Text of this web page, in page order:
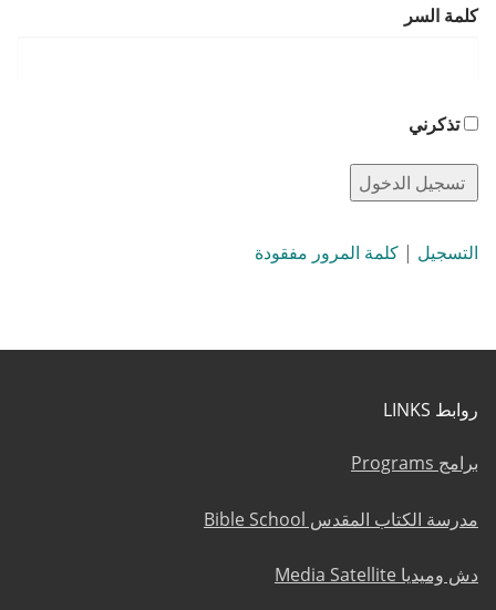
كلمة السر
تذكرني
التسجيل | كلمة المرور مفقودة
روابط LINKS
برامج Programs
مدرسة الكتاب المقدس Bible School
دش وميديا Media Satellite